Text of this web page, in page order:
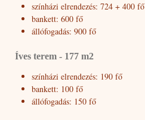
színházi elrendezés: 724 + 400 fő
bankett: 600 fő
állófogadás: 900 fő
Íves terem - 177 m2
színházi elrendezés: 190 fő
bankett: 100 fő
állófogadás: 150 fő